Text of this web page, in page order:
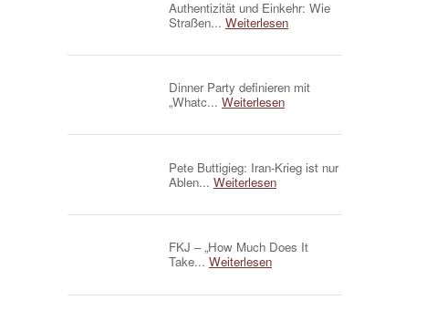
Authentizität und Einkehr: Wie
Straßen... Weiterlesen
Dinner Party definieren mit
„Whatc... Weiterlesen
Pete Buttigieg: Iran-Krieg ist nur
Ablen... Weiterlesen
FKJ – „How Much Does It
Take... Weiterlesen